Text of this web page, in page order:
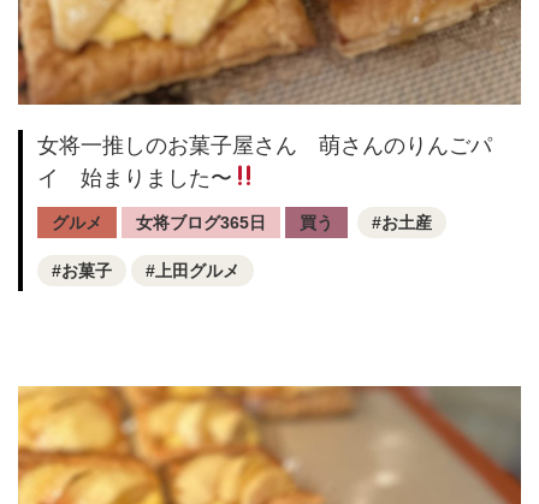
女将一推しのお菓子屋さん 萌さんのりんごパ
イ 始まりました〜
グルメ 女将ブログ365日 買う お土産
お菓子 上田グルメ